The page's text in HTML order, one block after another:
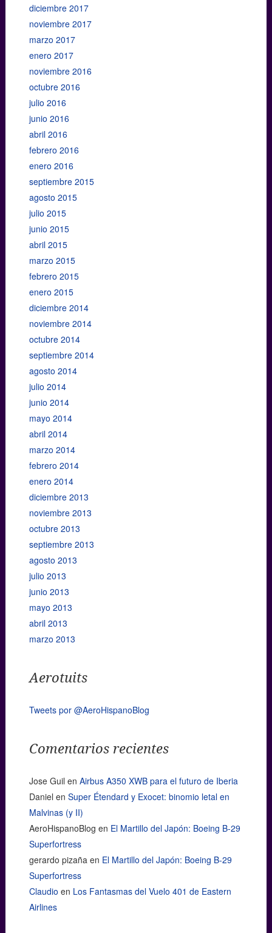
diciembre 2017
noviembre 2017
marzo 2017
enero 2017
noviembre 2016
octubre 2016
julio 2016
junio 2016
abril 2016
febrero 2016
enero 2016
septiembre 2015
agosto 2015
julio 2015
junio 2015
abril 2015
marzo 2015
febrero 2015
enero 2015
diciembre 2014
noviembre 2014
octubre 2014
septiembre 2014
agosto 2014
julio 2014
junio 2014
mayo 2014
abril 2014
marzo 2014
febrero 2014
enero 2014
diciembre 2013
noviembre 2013
octubre 2013
septiembre 2013
agosto 2013
julio 2013
junio 2013
mayo 2013
abril 2013
marzo 2013
Aerotuits
Tweets por @AeroHispanoBlog
Comentarios recientes
Jose Guil en Airbus A350 XWB para el futuro de Iberia
Daniel en Super Étendard y Exocet: binomio letal en
Malvinas (y II)
AeroHispanoBlog en El Martillo del Japón: Boeing B-29
Superfortress
gerardo pizaña en El Martillo del Japón: Boeing B-29
Superfortress
Claudio en Los Fantasmas del Vuelo 401 de Eastern
Airlines